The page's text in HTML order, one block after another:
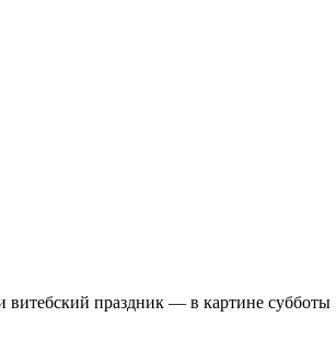
праздник — в картине субботы